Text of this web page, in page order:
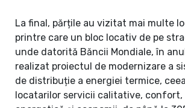
La final, părțile au vizitat mai multe
printre care un bloc locativ de pe
unde datorită Băncii Mondiale, în
realizat proiectul de modernizare a
de distribuție a energiei termice,
locatarilor servicii calitative, confort,